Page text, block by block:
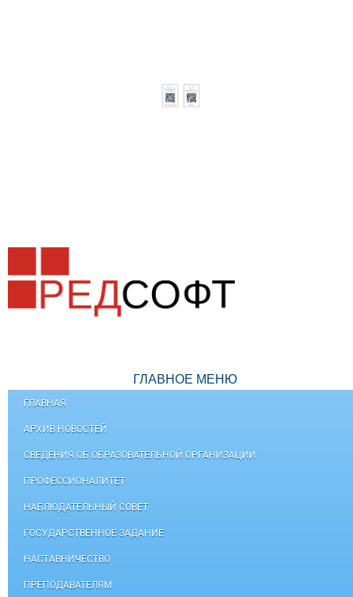
ГЛАВНОЕ МЕНЮ
ГЛАВНАЯ
АРХИВ НОВОСТЕЙ
СВЕДЕНИЯ ОБ ОБРАЗОВАТЕЛЬНОЙ ОРГАНИЗАЦИИ
ПРОФЕССИОНАЛИТЕТ
НАБЛЮДАТЕЛЬНЫЙ СОВЕТ
ГОСУДАРСТВЕННОЕ ЗАДАНИЕ
НАСТАВНИЧЕСТВО
ПРЕПОДАВАТЕЛЯМ